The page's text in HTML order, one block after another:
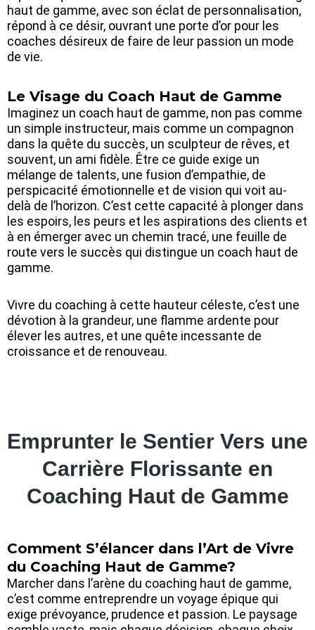
haut de gamme, avec son éclat de personnalisation,
répond à ce désir, ouvrant une porte d’or pour les
coaches désireux de faire de leur passion un mode
de vie.
Le Visage du Coach Haut de Gamme
Imaginez un coach haut de gamme, non pas comme
un simple instructeur, mais comme un compagnon
dans la quête du succès, un sculpteur de rêves, et
souvent, un ami fidèle. Être ce guide exige un
mélange de talents, une fusion d’empathie, de
perspicacité émotionnelle et de vision qui voit au-
delà de l’horizon. C’est cette capacité à plonger dans
les espoirs, les peurs et les aspirations des clients et
à en émerger avec un chemin tracé, une feuille de
route vers le succès qui distingue un coach haut de
gamme.
Vivre du coaching à cette hauteur céleste, c’est une
dévotion à la grandeur, une flamme ardente pour
élever les autres, et une quête incessante de
croissance et de renouveau.
Emprunter le Sentier Vers une
Carrière Florissante en
Coaching Haut de Gamme
Comment S’élancer dans l’Art de Vivre
du Coaching Haut de Gamme?
Marcher dans l’arène du coaching haut de gamme,
c’est comme entreprendre un voyage épique qui
exige prévoyance, prudence et passion. Le paysage